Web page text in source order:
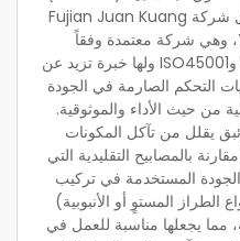
لتكون متينة، ويتم تصنيعها من قبل شركة Fujian Juan Kuang
Yaming Electric Limited، وهي شركة معتمدة وفقاً
للمواصفات ISO9001 وISO14001 وISO45001 ولها خبرة تزيد عن
التحكم الصارمة في الجودة
من حيث الأداء والموثوقية.
يقلل من تآكل المكونات
بالمصابيح التقليدية التي
الجودة المستخدمة في تركيب
الطراز المستوٍ أو الأنبوبية)
مما يجعلها مناسبة للعمل في